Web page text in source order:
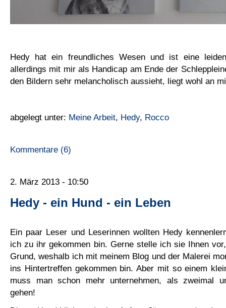
Hedy hat ein freundliches Wesen und ist eine
allerdings mit mir als Handicap am Ende der
den Bildern sehr melancholisch aussieht, liegt wohl an
abgelegt unter: Meine Arbeit, Hedy, Rocco
Kommentare (6)
2. März 2013 - 10:50
Hedy - ein Hund - ein Leben
Ein paar Leser und Leserinnen wollten Hedy
ich zu ihr gekommen bin. Gerne stelle ich sie Ihnen
Grund, weshalb ich mit meinem Blog und der Malerei
ins Hintertreffen gekommen bin. Aber mit so einem
muss man schon mehr unternehmen, als zweimal
gehen!